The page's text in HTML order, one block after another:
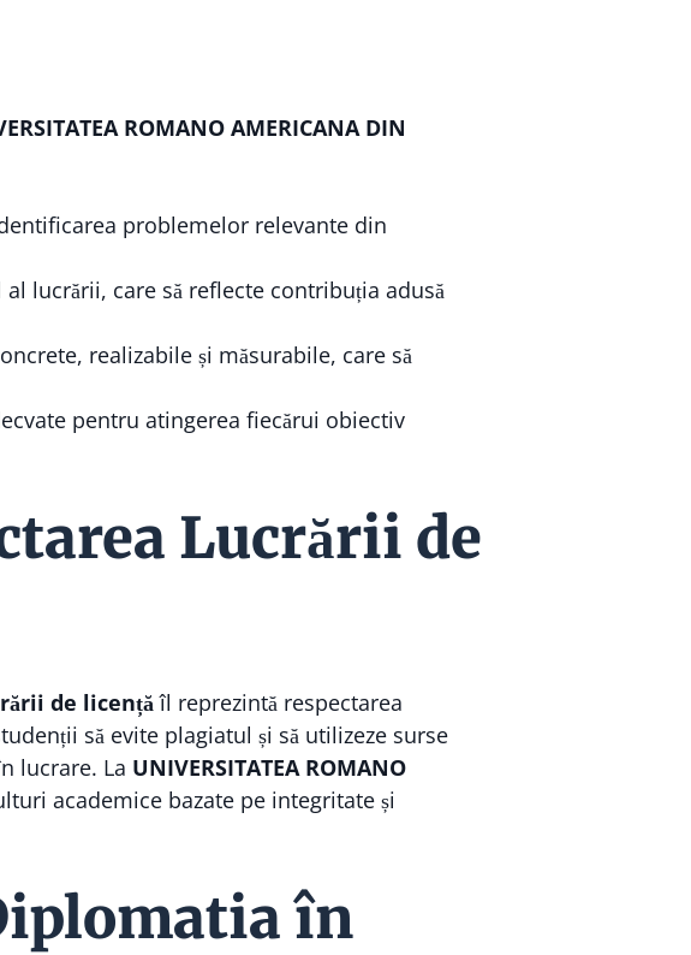
ROMANO AMERICANA DIN
problemelor relevante din
lucrării, care să reflecte contribuția adusă
realizabile și măsurabile, care să
pentru atingerea fiecărui obiectiv
Lucrării de
de licențăîl reprezintă respectarea
să evite plagiatul și să utilizeze surse
lucrare. La UNIVERSITATEA ROMANO
academice bazate pe integritate și
în